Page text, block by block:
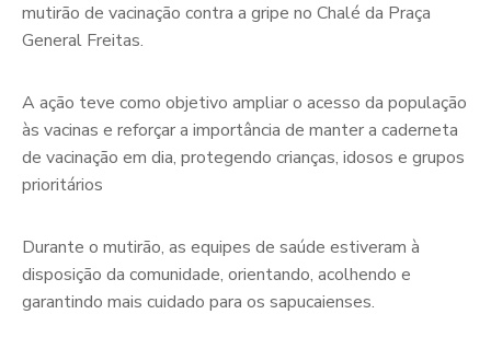
mutirão de vacinação contra a gripe no Chalé da Praça
General Freitas.
A ação teve como objetivo ampliar o acesso da população
às vacinas e reforçar a importância de manter a caderneta
de vacinação em dia, protegendo crianças, idosos e grupos
prioritários
Durante o mutirão, as equipes de saúde estiveram à
disposição da comunidade, orientando, acolhendo e
garantindo mais cuidado para os sapucaienses.